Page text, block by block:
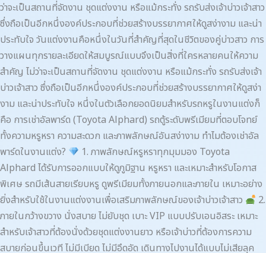
ว่าจะเป็นสถานที่จัดงาน ชุดแต่งงาน หรือแม้กระทั่ง รถรับส่งเจ้าบ่าวเจ้าสาว
ซึ่งถือเป็นอีกหนึ่งองค์ประกอบที่ช่วยสร้างบรรยากาศให้ดูสง่างาม และน่า
ประทับใจ วันแต่งงานคือหนึ่งในวันที่สำคัญที่สุดในชีวิตของคู่บ่าวสาว การ
วางแผนทุกรายละเอียดให้สมบูรณ์แบบจึงเป็นสิ่งที่ใครหลายคนให้ความ
สำคัญ ไม่ว่าจะเป็นสถานที่จัดงาน ชุดแต่งงาน หรือแม้กระทั่ง รถรับส่งเจ้า
บ่าวเจ้าสาว ซึ่งถือเป็นอีกหนึ่งองค์ประกอบที่ช่วยสร้างบรรยากาศให้ดูสง่า
งาม และน่าประทับใจ หนึ่งในตัวเลือกยอดนิยมสำหรับรถหรูในงานแต่งก็
คือ การเช่าอัลพาร์ด (Toyota Alphard) รถตู้ระดับพรีเมียมที่ตอบโจทย์
ทั้งความหรูหรา ความสะดวก และภาพลักษณ์อันสง่างาม ทำไมต้องเช่าอัล
พาร์ดในงานแต่ง?
1. ภาพลักษณ์หรูหราทุกมุมมอง Toyota
Alphard ได้รับการออกแบบให้ดูภูมิฐาน หรูหรา และเหมาะสำหรับโอกาส
พิเศษ รถมีเส้นสายเรียบหรู ดูพรีเมียมทั้งภายนอกและภายใน เหมาะอย่าง
ยิ่งสำหรับใช้ในงานแต่งงานเพื่อเสริมภาพลักษณ์ของเจ้าบ่าวเจ้าสาว
2.
ภายในกว้างขวาง นั่งสบาย ไม่ยับชุด เบาะ VIP แบบปรับเอนอิสระ เหมาะ
สำหรับเจ้าสาวที่ต้องนั่งด้วยชุดแต่งงานยาว หรือเจ้าบ่าวที่ต้องการความ
สบายก่อนขึ้นเวที ไม่มีเบียด ไม่มีอึดอัด เดินทางไปงานได้แบบไม่เสียลุค